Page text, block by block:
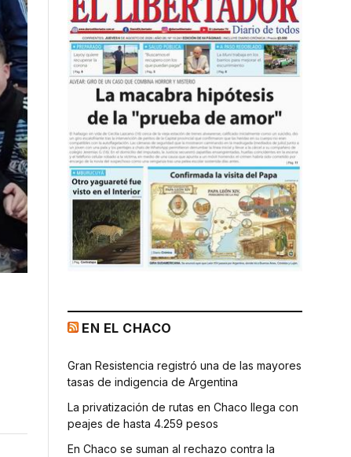
EN EL CHACO
Gran Resistencia registró una de las mayores
tasas de indigencia de Argentina
La privatización de rutas en Chaco llega con
peajes de hasta 4.259 pesos
En Chaco se suman al rechazo contra la